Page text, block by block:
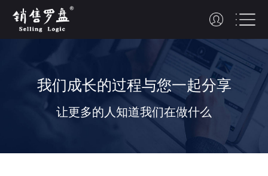
我们成长的过程与您一起分享
让更多的人知道我们在做什么